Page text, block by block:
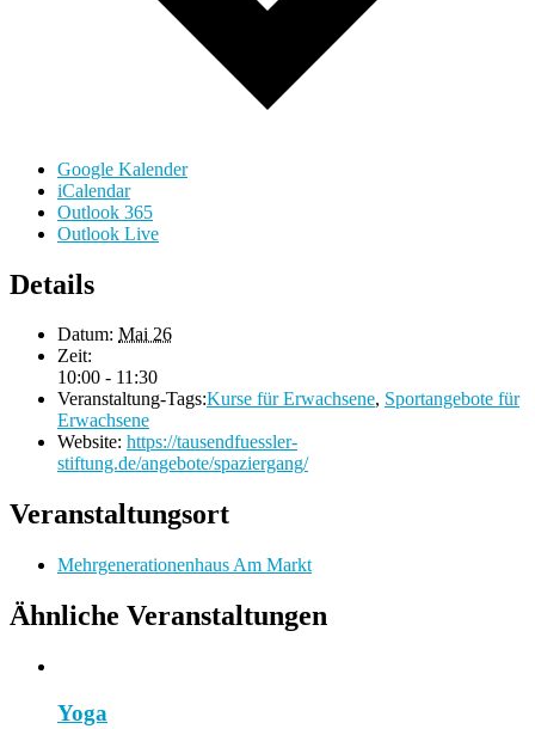
Google Kalender
iCalendar
Outlook 365
Outlook Live
Details
Datum: Mai 26
Zeit:
10:00 - 11:30
Veranstaltung-Tags:Kurse für Erwachsene, Sportangebote für
Erwachsene
Website: https://tausendfuessler-
stiftung.de/angebote/spaziergang/
Veranstaltungsort
Mehrgenerationenhaus Am Markt
Ähnliche Veranstaltungen
Yoga